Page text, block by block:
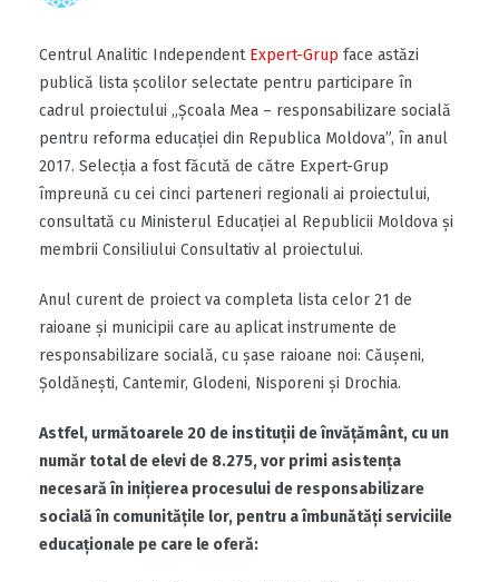
Centrul Analitic Independent Expert-Grup face astăzi
publică lista școlilor selectate pentru participare în
cadrul proiectului „Școala Mea – responsabilizare socială
pentru reforma educației din Republica Moldova”, în anul
2017. Selecția a fost făcută de către Expert-Grup
împreună cu cei cinci parteneri regionali ai proiectului,
consultată cu Ministerul Educației al Republicii Moldova și
membrii Consiliului Consultativ al proiectului.
Anul curent de proiect va completa lista celor 21 de
raioane și municipii care au aplicat instrumente de
responsabilizare socială, cu șase raioane noi: Căușeni,
Șoldănești, Cantemir, Glodeni, Nisporeni și Drochia.
Astfel, următoarele 20 de instituții de învățământ, cu un
număr total de elevi de 8.275, vor primi asistența
necesară în inițierea procesului de responsabilizare
socială în comunitățile lor, pentru a îmbunătăți serviciile
educaționale pe care le oferă: